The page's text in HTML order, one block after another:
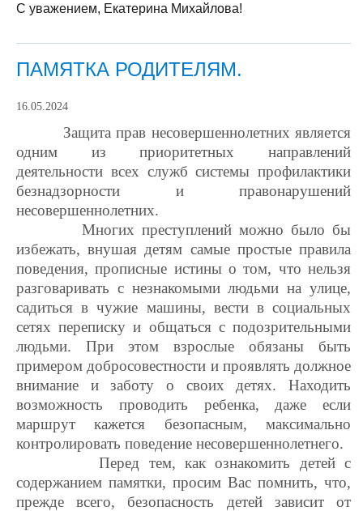
С уважением, Екатерина Михайлова!
ПАМЯТКА РОДИТЕЛЯМ.
16.05.2024
Защита прав несовершеннолетних является
одним из приоритетных направлений
деятельности всех служб системы профилактики
безнадзорности и правонарушений
несовершеннолетних.
Многих преступлений можно было бы
избежать, внушая детям самые простые правила
поведения, прописные истины о том, что нельзя
разговаривать с незнакомыми людьми на улице,
садиться в чужие машины, вести в социальных
сетях переписку и общаться с подозрительными
людьми. При этом взрослые обязаны быть
примером добросовестности и проявлять должное
внимание и заботу о своих детях. Находить
возможность проводить ребенка, даже если
маршрут кажется безопасным, максимально
контролировать поведение несовершеннолетнего.
Перед тем, как ознакомить детей с
содержанием памятки, просим Вас помнить, что,
прежде всего, безопасность детей зависит от